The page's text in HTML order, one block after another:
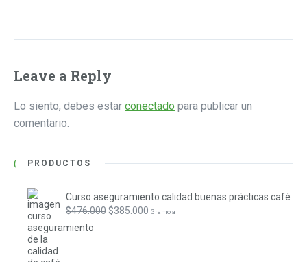
Leave a Reply
Lo siento, debes estar conectado para publicar un
comentario.
PRODUCTOS
Curso aseguramiento calidad buenas prácticas café
$476.000 $385.000 Gramo a